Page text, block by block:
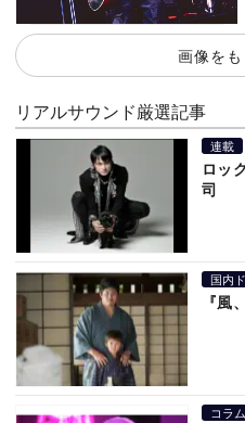
画像を
リアルサウンド厳選記事
連載
ロッ
司
国内
『風
コラム